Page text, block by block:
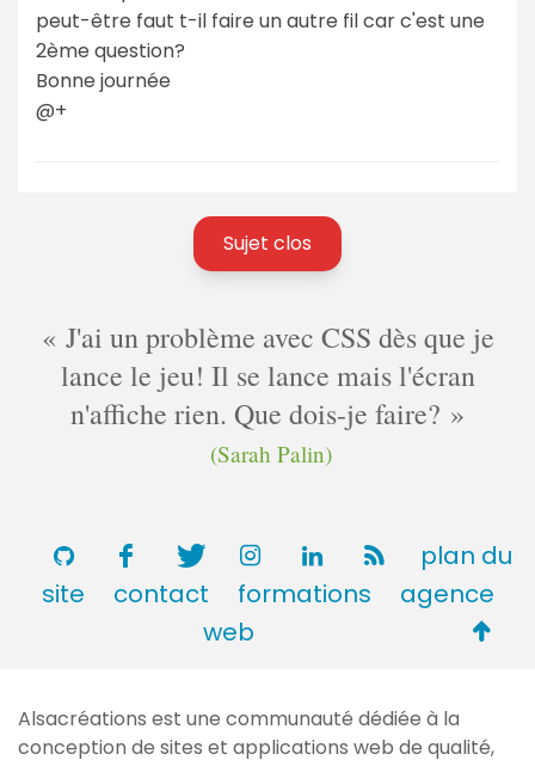
peut-être faut t-il faire un autre fil car c'est une
2ème question?
Bonne journée
@+
Sujet clos
J'ai un problème avec CSS dès que je
lance le jeu! Il se lance mais l'écran
n'affiche rien. Que dois-je faire?
(Sarah Palin)
plan du
site
contact formations
agence
web
de
Alsacréations est une communauté dédiée à la
conception de sites et applications web de qualité,